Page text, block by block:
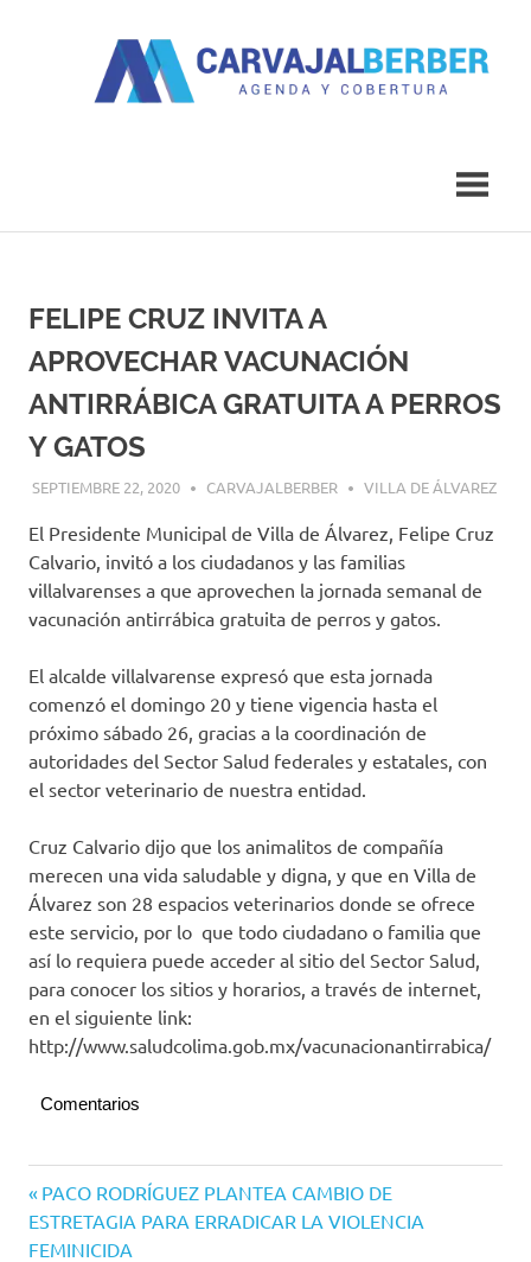
FELIPE CRUZ INVITA A
APROVECHAR VACUNACIÓN
ANTIRRÁBICA GRATUITA A PERROS
Y GATOS
SEPTIEMBRE 22, 2020 CARVAJALBERBER VILLA DE ÁLVAREZ
El Presidente Municipal de Villa de Álvarez, Felipe Cruz
Calvario, invitó a los ciudadanos y las familias
villalvarenses a que aprovechen la jornada semanal de
vacunación antirrábica gratuita de perros y gatos.
El alcalde villalvarense expresó que esta jornada
comenzó el domingo 20 y tiene vigencia hasta el
próximo sábado 26, gracias a la coordinación de
autoridades del Sector Salud federales y estatales, con
el sector veterinario de nuestra entidad.
Cruz Calvario dijo que los animalitos de compañía
merecen una vida saludable y digna, y que en Villa de
Álvarez son 28 espacios veterinarios donde se ofrece
este servicio, por lo que todo ciudadano o familia que
así lo requiera puede acceder al sitio del Sector Salud,
para conocer los sitios y horarios, a través de internet,
en el siguiente link:
http://www.saludcolima.gob.mx/vacunacionantirrabica/
Comentarios
Álvarez
Navegación
de
Entrada
anterior:
PACO RODRÍGUEZ PLANTEA CAMBIO DE
ESTRETAGIA PARA ERRADICAR LA VIOLENCIA
FEMINICIDA